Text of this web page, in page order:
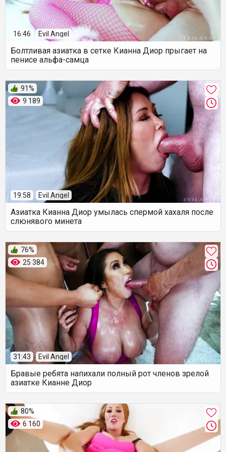
16:46 Evil Angel
Болтливая азиатка в сетке Кианна Диор прыгает на
пенисе альфа-самца
9 189
91%
19:58 Evil Angel
Азиатка Кианна Диор умылась спермой хахаля после
слюнявого минета
25 384
76%
31:43 Evil Angel
Бравые ребята напихали полный рот членов зрелой
азиатке Кианне Диор
6 160
80%